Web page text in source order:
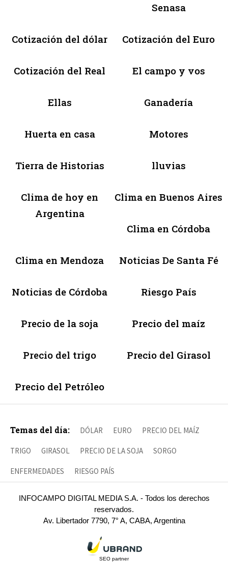
Senasa
Cotización del dólar Cotización del Euro
Cotización del Real El campo y vos
Ellas Ganadería
Huerta en casa Motores
Tierra de Historias lluvias
Clima de hoy en
Argentina
Clima en Buenos Aires
Clima en Córdoba
Clima en Mendoza Noticias De Santa Fé
Noticias de Córdoba Riesgo País
Precio de la soja Precio del maíz
Precio del trigo Precio del Girasol
Precio del Petróleo
Temas del día: DÓLAR EURO PRECIO DEL MAÍZ
TRIGO GIRASOL PRECIO DE LA SOJA SORGO
ENFERMEDADES RIESGO PAÍS
INFOCAMPO DIGITAL MEDIA S.A. - Todos los derechos
reservados.
Av. Libertador 7790, 7° A, CABA, Argentina
SEO partner